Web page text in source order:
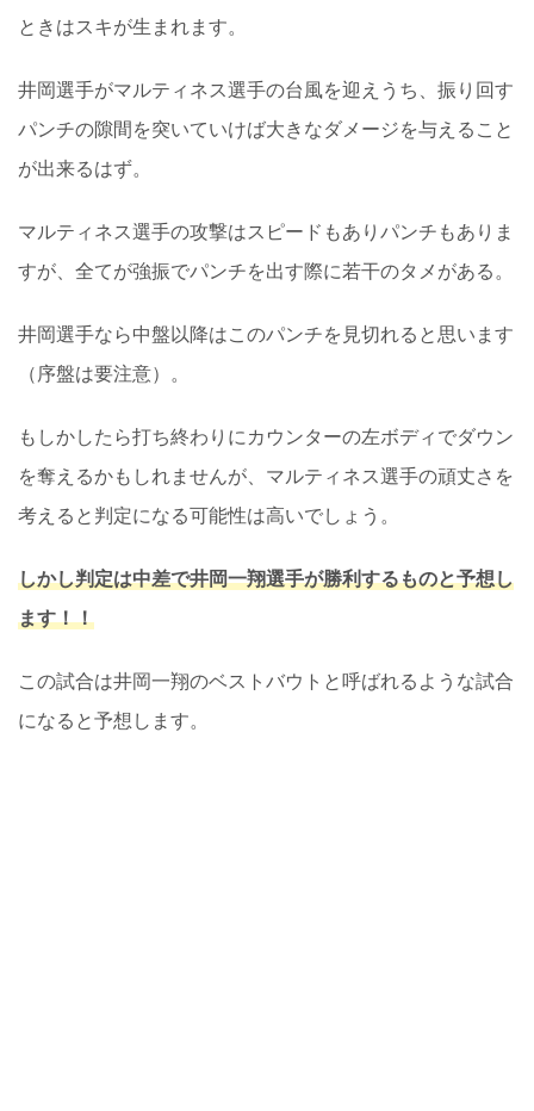
ときはスキが生まれます。
井岡選手がマルティネス選手の台風を迎えうち、振り回す
パンチの隙間を突いていけば大きなダメージを与えること
が出来るはず。
マルティネス選手の攻撃はスピードもありパンチもありま
すが、全てが強振でパンチを出す際に若干のタメがある。
井岡選手なら中盤以降はこのパンチを見切れると思います
（序盤は要注意）。
もしかしたら打ち終わりにカウンターの左ボディでダウン
を奪えるかもしれませんが、マルティネス選手の頑丈さを
考えると判定になる可能性は高いでしょう。
しかし判定は中差で井岡一翔選手が勝利するものと予想し
ます！！
この試合は井岡一翔のベストバウトと呼ばれるような試合
になると予想します。